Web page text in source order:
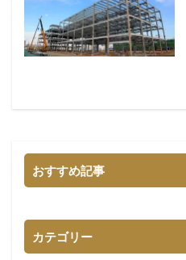
おすすめ記事
カテゴリー